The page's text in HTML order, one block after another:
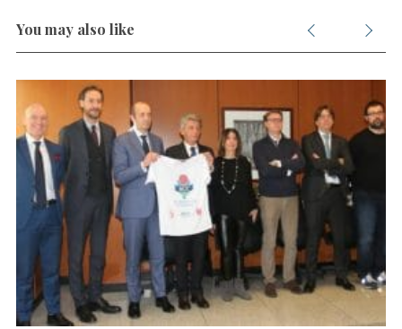
You may also like